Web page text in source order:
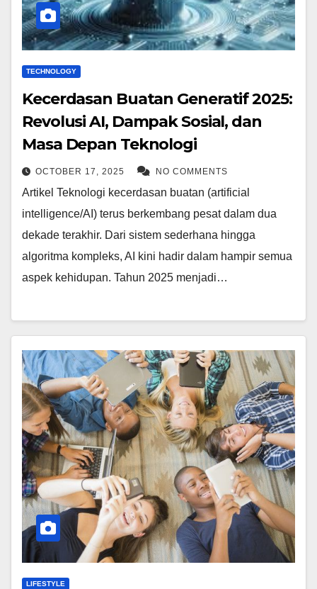
TECHNOLOGY
Kecerdasan Buatan Generatif 2025:
Revolusi AI, Dampak Sosial, dan
Masa Depan Teknologi
OCTOBER 17, 2025 NO COMMENTS
Artikel Teknologi kecerdasan buatan (artificial
intelligence/AI) terus berkembang pesat dalam dua
dekade terakhir. Dari sistem sederhana hingga
algoritma kompleks, AI kini hadir dalam hampir semua
aspek kehidupan. Tahun 2025 menjadi…
LIFESTYLE